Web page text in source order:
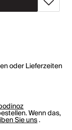
oder Lieferzeiten
Wenn das,
Sie uns.